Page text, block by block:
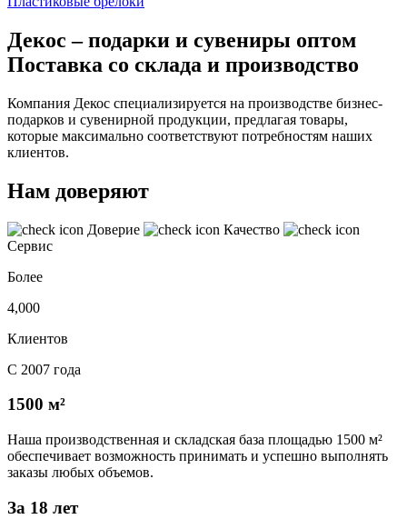
Декос – подарки и сувениры оптом
Поставка со склада и производство
Компания Декос специализируется на производстве бизнес-
подарков и сувенирной продукции, предлагая товары,
которые максимально соответствуют потребностям наших
клиентов.
Нам доверяют
Доверие
Качество
Сервис
Более
4,000
Клиентов
С 2007 года
1500 м²
Наша производственная и складская база площадью 1500 м²
обеспечивает возможность принимать и успешно выполнять
заказы любых объемов.
За 18 лет